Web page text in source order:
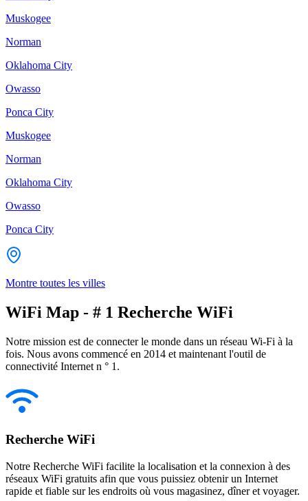
Muskogee
Norman
Oklahoma City
Owasso
Ponca City
Muskogee
Norman
Oklahoma City
Owasso
Ponca City
Montre toutes les villes
WiFi Map - # 1 Recherche WiFi
Notre mission est de connecter le monde dans un réseau Wi-Fi à la
fois. Nous avons commencé en 2014 et maintenant l'outil de
connectivité Internet n ° 1.
Recherche WiFi
Notre Recherche WiFi facilite la localisation et la connexion à des
réseaux WiFi gratuits afin que vous puissiez obtenir un Internet
rapide et fiable sur les endroits où vous magasinez, dîner et voyager.